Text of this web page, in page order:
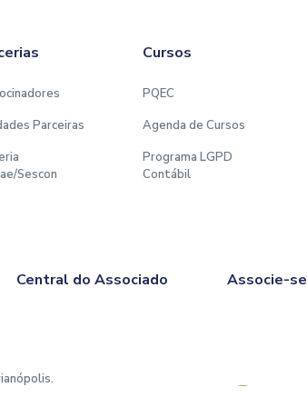
Parceiras
Sescon
Cursos
PQEC
Agenda de Cursos
Programa LGPD
Contábil
Central do Associado Associe-se